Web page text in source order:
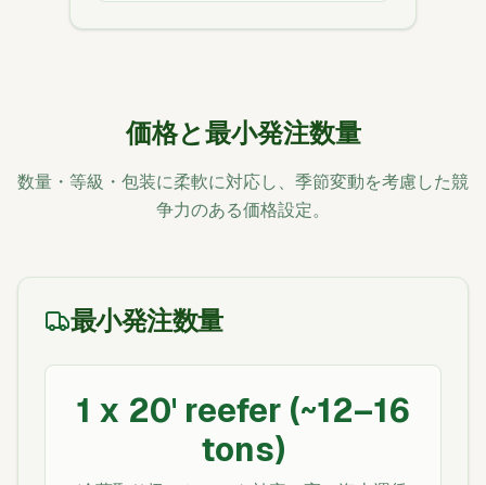
価格と最小発注数量
数量・等級・包装に柔軟に対応し、季節変動を考慮した競
争力のある価格設定。
最小発注数量
1 x 20' reefer (~12–16
tons)